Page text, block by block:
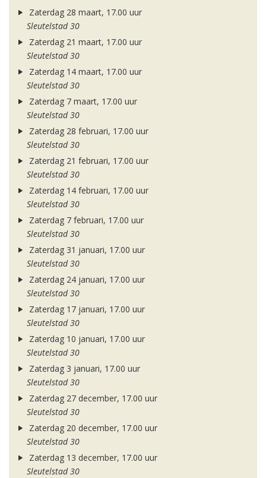
Zaterdag 28 maart, 17.00 uur
Sleutelstad 30
Zaterdag 21 maart, 17.00 uur
Sleutelstad 30
Zaterdag 14 maart, 17.00 uur
Sleutelstad 30
Zaterdag 7 maart, 17.00 uur
Sleutelstad 30
Zaterdag 28 februari, 17.00 uur
Sleutelstad 30
Zaterdag 21 februari, 17.00 uur
Sleutelstad 30
Zaterdag 14 februari, 17.00 uur
Sleutelstad 30
Zaterdag 7 februari, 17.00 uur
Sleutelstad 30
Zaterdag 31 januari, 17.00 uur
Sleutelstad 30
Zaterdag 24 januari, 17.00 uur
Sleutelstad 30
Zaterdag 17 januari, 17.00 uur
Sleutelstad 30
Zaterdag 10 januari, 17.00 uur
Sleutelstad 30
Zaterdag 3 januari, 17.00 uur
Sleutelstad 30
Zaterdag 27 december, 17.00 uur
Sleutelstad 30
Zaterdag 20 december, 17.00 uur
Sleutelstad 30
Zaterdag 13 december, 17.00 uur
Sleutelstad 30